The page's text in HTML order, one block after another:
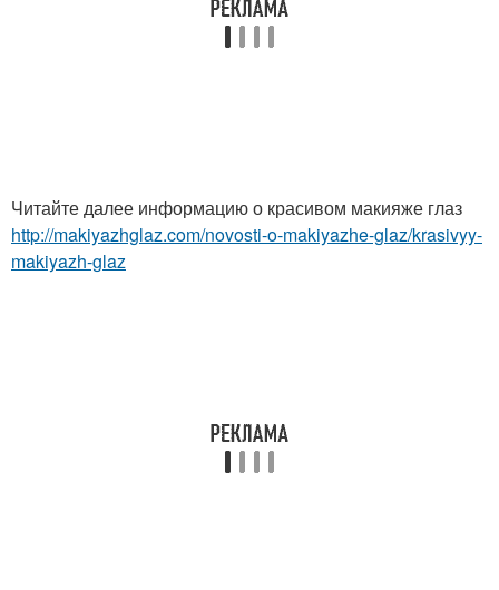
Читайте далее информацию о красивом макияже глаз
http://makiyazhglaz.com/novosti-o-makiyazhe-glaz/krasivyy-
makiyazh-glaz